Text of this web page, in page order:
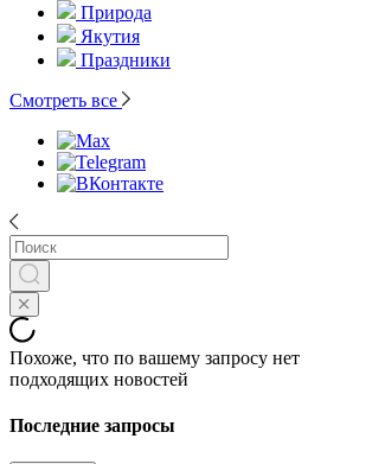
Природа
Якутия
Праздники
Смотреть все
Похоже, что по вашему запросу нет
подходящих новостей
Последние запросы